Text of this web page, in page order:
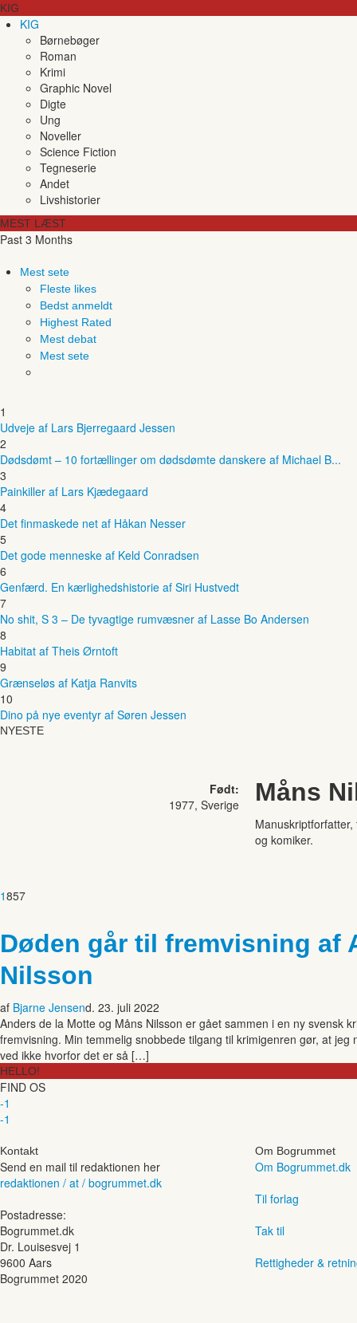
KIG
KIG
Børnebøger
Roman
Krimi
Graphic Novel
Digte
Ung
Noveller
Science Fiction
Tegneserie
Andet
Livshistorier
MEST LÆST
Past 3 Months
Mest sete
Fleste likes
Bedst anmeldt
Highest Rated
Mest debat
Mest sete
1
Udveje af Lars Bjerregaard Jessen
2
Dødsdømt – 10 fortællinger om dødsdømte danskere af Michael B...
3
Painkiller af Lars Kjædegaard
4
Det finmaskede net af Håkan Nesser
5
Det gode menneske af Keld Conradsen
6
Genfærd. En kærlighedshistorie af Siri Hustvedt
7
No shit, S 3 – De tyvagtige rumvæsner af Lasse Bo Andersen
8
Habitat af Theis Ørntoft
9
Grænseløs af Katja Ranvits
10
Dino på nye eventyr af Søren Jessen
NYESTE
Født:
1977, Sverige
Måns
og komiker.
1857
Døden går til fremvisning af
Nilsson
af Bjarne Jensend. 23. juli 2022
Anders de la Motte og Måns Nilsson er gået sammen i en ny svensk
fremvisning. Min temmelig snobbede tilgang til krimigenren gør, at
ved ikke hvorfor det er så […]
HELLO!
FIND OS
-1
-1
Kontakt
Send en mail til redaktionen her
redaktionen / at / bogrummet.dk
Postadresse:
Bogrummet.dk
Dr. Louisesvej 1
9600 Aars
Om Bogrummet
Om Bogrummet.dk
Til forlag
Tak til
Rettigheder &
Bogrummet 2020